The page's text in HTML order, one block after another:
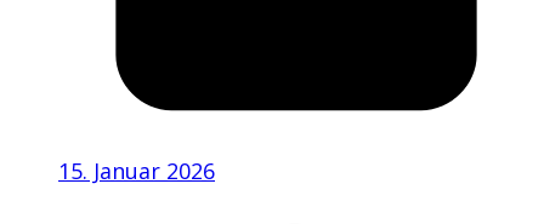
15. Januar 2026